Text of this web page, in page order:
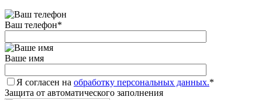
Ваш телефон*
Ваше имя
Я согласен на обработку персональных данных.*
Защита от автоматического заполнения